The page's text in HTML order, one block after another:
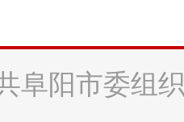
阜阳市委组